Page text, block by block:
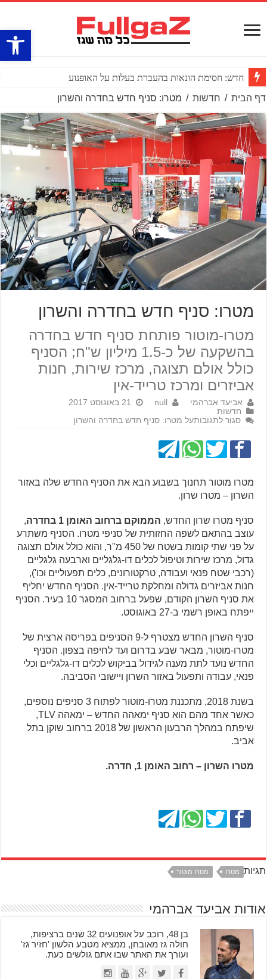
פתח
חדש: חסימת הונאות בהעברת בעלות על האופנוע
דף הבית / חדשות / מטרו: סניף חדש בחדרה והשרון
מטרו: סניף חדש בחדרה והשרון
מטרו-מוטור פותחת סניף חדש בחדרה
בהשקעה של כ-1.5 מיליון ש"ח; הסניף
כולל אולם תצוגה, מרכז שירות, חנות
אביזרים ומרכז טרייד-אין
אביעד אברהמי null
21 באוגוסט 2017
חדשות
סגור לתגובותעל מטרו: סניף חדש בחדרה והשרון
מטרו מוטור תחנוך בשבוע הבא את הסניף החדש שלה באזור
השרון – מטרו שרון.
סניף מטרו שרון החדש, הממוקם ברחוב האומן 1 בחדרה
,
עוצב בהתאם לשפה החזותית של סניפי מטרו. הסניף משתרע
על פני שתי קומות בשטח של 450 מ"ר, והוא כולל אולם תצוגה
גדול, מרכז שירות וטיפול לכלים דו-גלגליים וארבעה גלגליים
(רכבי שטח פנאי ועבודה, טרקטורונים, כלים תפעוליים וכו'),
חנות אביזרים גדולה ומחלקת טרייד-אין. הסניף החדש יחליף
את סניף השרון הקודם, שפעל ברחוב המסגר 10 בעיר. הסניף
ייפתח באופן רשמי ב-27 באוגוסט.
סניף השרון החדש מצטרף ל-9 הסניפים בפריסה ארצית של
מטרו-מוטור, מבאר שבע בדרום ועד לחיפה בצפון. הסניף
החדש נועד לתת מענה לגידול בביקוש לכלים דו-גלגליים וכלי
פנאי, עבודה ותפעול באזור השרון ויישובי הסביבה.
בשנת 2018, מתכננת מטרו-מוטור לפתוח 3 סניפים נוספים,
כאשר אחד מהם הוא סניף ימאהה החדש – ימאהה TLV,
שיפתח במהלך הרבעון הראשון של 2018 ברחוב שוקן בתל
אביב.
מטרו השרון – רחוב האומן 1, חדרה.
תגיות מטרו מטרו מוטור
אודות אביעד אברהמי
בן 48, רוכב על אופנועים 32 שנים ברציפות,
חולה גז מאובחן, ממציא מטבע הלשון 'חזיר גז'
ועורך את האתר שבו אתם גולשים כעת.